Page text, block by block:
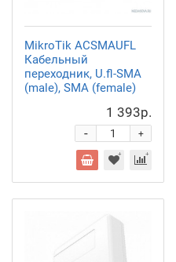
MikroTik ACSMAUFL
Кабельный
переходник, U.fl-SMA
(male), SMA (female)
1 393р.
+
-